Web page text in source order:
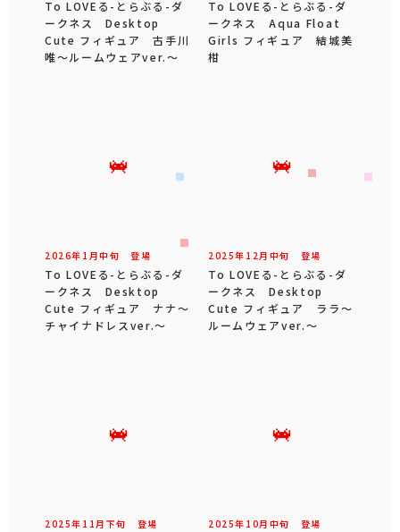
To LOVEる-とらぶる-ダ
ークネス Desktop
Cute フィギュア 古手川
唯～ルームウェアver.～
To LOVEる-とらぶる-ダ
ークネス Aqua Float
Girls フィギュア 結城美
柑
2026年 1 月中旬 登場
To LOVEる-とらぶる-ダ
ークネス Desktop
Cute フィギュア ナナ～
チャイナドレスver.～
2025年 12 月 中旬 登場
To LOVEる-とらぶる-ダ
ークネス Desktop
Cute フィギュア ララ～
ルームウェアver.～
2025年 11 月 下旬 登場 2025年 10月 中旬 登場